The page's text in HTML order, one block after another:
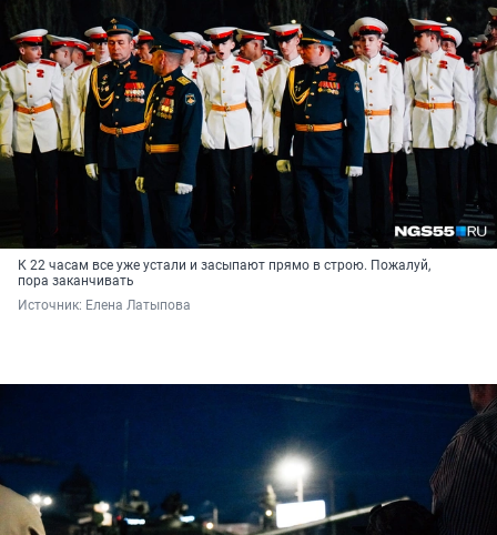
К 22 часам все уже устали и засыпают прямо в строю. Пожалуй,
пора заканчивать
Источник: Елена Латыпова